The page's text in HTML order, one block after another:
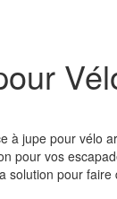
à jupe pour vélo
pour vos
solution pour